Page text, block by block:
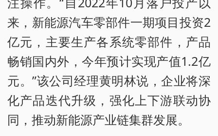
来，新能源汽车零部件一期项目投资2
亿元，主要生产各系统零部件，产品
畅销国内外，今年预计实现产值1.2亿
元。”该公司经理黄明林说，企业将深
化产品迭代升级，强化上下游联动协
同，推动新能源产业链集群发展。